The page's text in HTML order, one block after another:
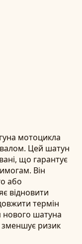
мотоцикла
Цей шатун
що гарантує
Він
або
відновити
термін
нового шатуна
зменшує ризик